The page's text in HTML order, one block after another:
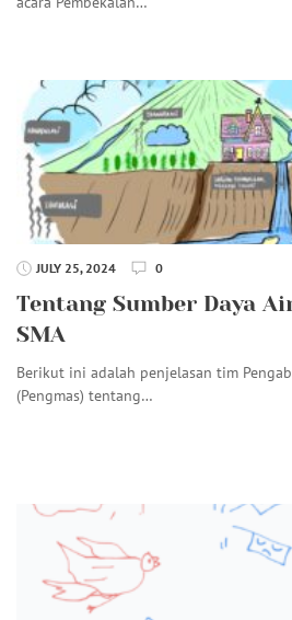
JULY 25, 2024 0
Tentang Sumber Daya
SMA
Berikut ini adalah penjelasan tim
(Pengmas) tentang…